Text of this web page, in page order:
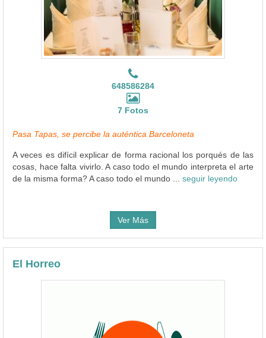
648586284
7 Fotos
Pasa Tapas, se percibe la auténtica Barceloneta
A veces es difícil explicar de forma racional los porqués de las
cosas, hace falta vivirlo. A caso todo el mundo interpreta el arte
de la misma forma? A caso todo el mundo ... seguir leyendo
Ver Más
El Horreo